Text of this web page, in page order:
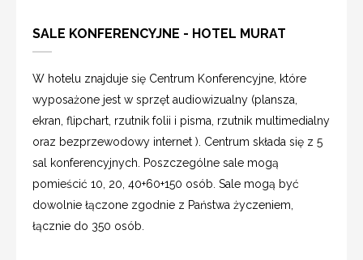
SALE KONFERENCYJNE - HOTEL MURAT
W hotelu znajduje się Centrum Konferencyjne, które
wyposażone jest w sprzęt audiowizualny (plansza,
ekran, flipchart, rzutnik folii i pisma, rzutnik multimedialny
oraz bezprzewodowy internet ). Centrum składa się z 5
sal konferencyjnych. Poszczególne sale mogą
pomieścić 10, 20, 40+60+150 osób. Sale mogą być
dowolnie łączone zgodnie z Państwa życzeniem,
łącznie do 350 osób.